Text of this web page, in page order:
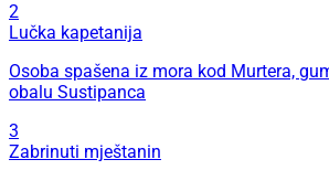
2
Lučka kapetanija
Osoba spašena iz mora kod Murtera,
obalu Sustipanca
3
Zabrinuti mještanin